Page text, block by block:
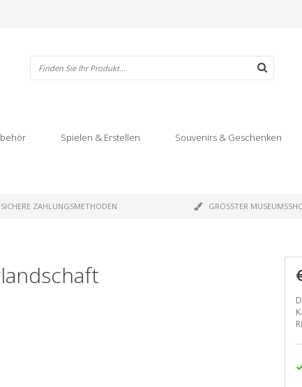
Spielen & Erstellen Souvenirs & Geschenken
SICHERE ZAHLUNGSMETHODEN GRÖSSTER